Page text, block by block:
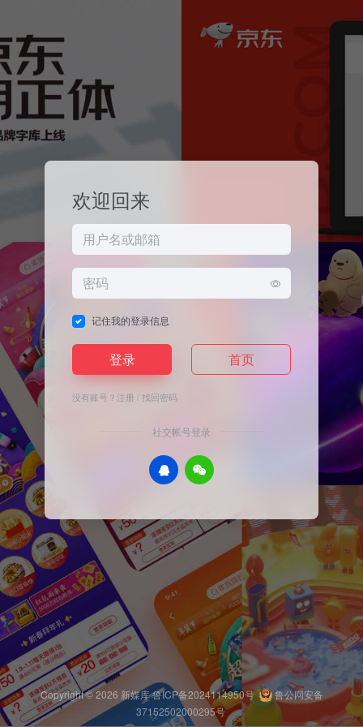
欢迎回来
记住我的登录信息
登录 首页
没有账号？注册 /找回密码
社交帐号登录
Copyright © 2026 新媒库鲁ICP备2024114950号
鲁公网安备
37152502000295号